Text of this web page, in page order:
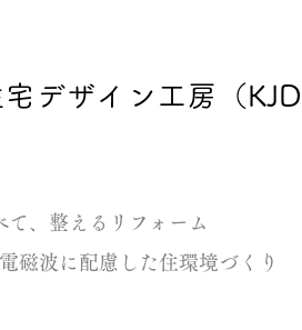
デザイン工房 （
て、整えるリフォーム
磁波に配慮した住環境づくり